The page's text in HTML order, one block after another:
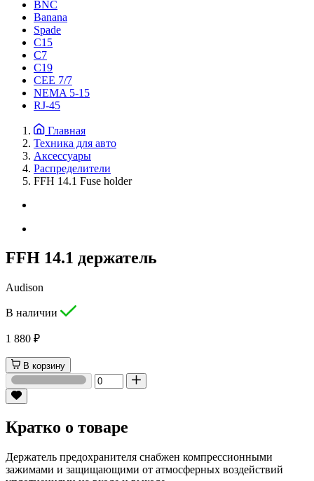
BNC
Banana
Spade
C15
С7
C19
CEE 7/7
NEMA 5-15
RJ-45
Главная
Техника для авто
Аксессуары
Распределители
FFH 14.1 Fuse holder
FFH 14.1 держатель
Audison
В наличии
1 880 ₽
В корзину
Кратко о товаре
Держатель предохранителя снабжен компрессионными
зажимами и защищающими от атмосферных воздействий